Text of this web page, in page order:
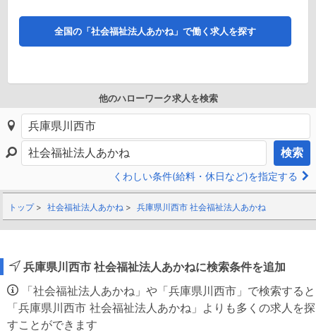
全国の「社会福祉法人あかね」で働く求人を探す
他のハローワーク求人を検索
検索
くわしい条件(給料・休日など)を指定する
トップ 社会福祉法人あかね 兵庫県川西市 社会福祉法人あかね
兵庫県川西市 社会福祉法人あかねに検索条件を追加
「社会福祉法人あかね」や「兵庫県川西市」で検索すると
「兵庫県川西市 社会福祉法人あかね」よりも多くの求人を探
すことができます